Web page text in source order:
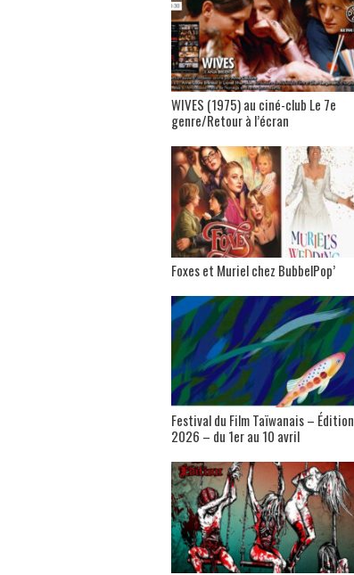
WIVES (1975) au ciné-club Le 7e
genre/Retour à l’écran
Foxes et Muriel chez BubbelPop’
Festival du Film Taïwanais – Édition
2026 – du 1er au 10 avril